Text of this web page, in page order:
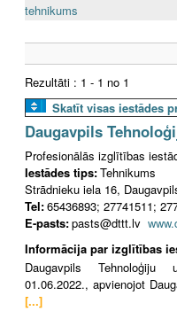
tehnikums
Rezultāti : 1 - 1 no 1
Skatīt visas iestādes
Daugavpils
Profesionālās izglītības
Iestādes tips:Tehnikums
Strādnieku iela 16,
Tel:65436893; 27741511;
E-pasts:pasts@dttt.lv
Informācija par izglītības
Daugavpils
01.06.2022., apvienojot
[...]